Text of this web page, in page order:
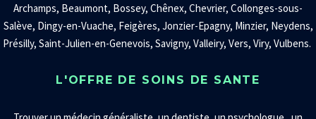
Archamps, Beaumont, Bossey, Chênex, Chevrier, Collonges-sous-
Salève, Dingy-en-Vuache, Feigères, Jonzier-Epagny, Minzier, Neydens,
Présilly, Saint-Julien-en-Genevois, Savigny, Valleiry, Vers, Viry, Vulbens.
L'OFFRE DE SOINS DE SANTE